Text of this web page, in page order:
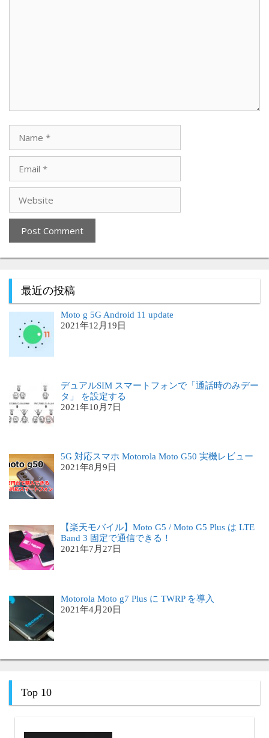
最近の投稿
Moto g 5G Android 11 update
2021年12月19日
デュアルSIM スマートフォンで「通話時のみデー
タ」 を設定する
2021年10月7日
5G 対応スマホ Motorola Moto G50 実機レビュー
2021年8月9日
【楽天モバイル】Moto G5 / Moto G5 Plus は LTE
Band 3 固定で通信できる！
2021年7月27日
Motorola Moto g7 Plus に TWRP を導入
2021年4月20日
Top 10